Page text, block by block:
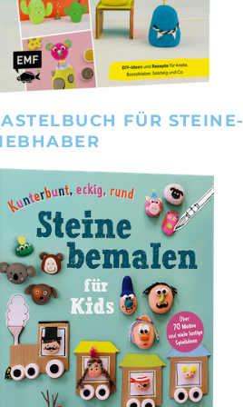
FÜR STEINE-